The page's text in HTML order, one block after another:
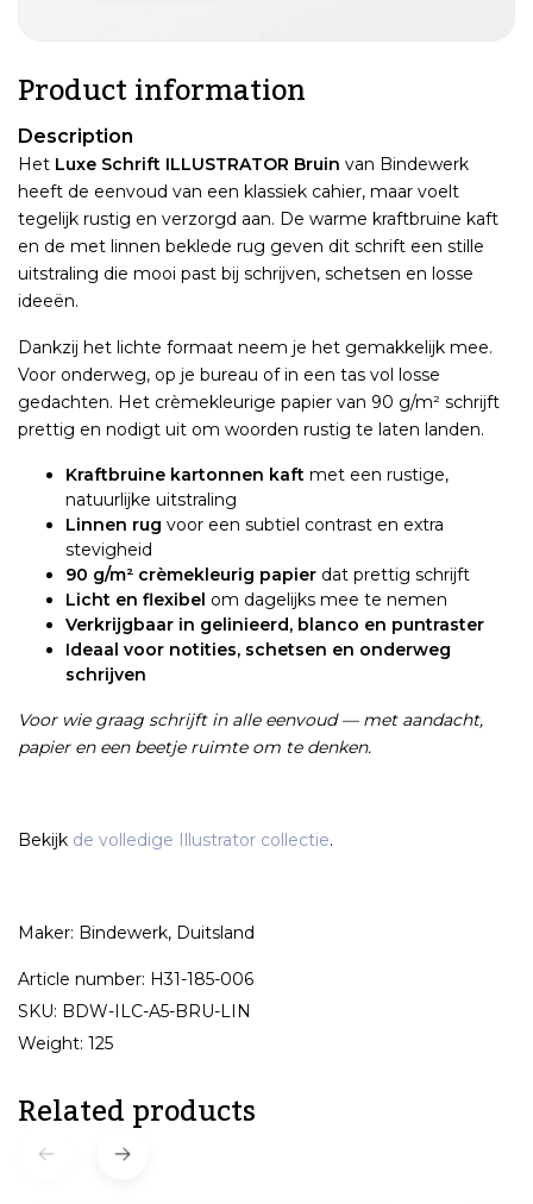
Product information
Description
Het Luxe Schrift ILLUSTRATOR Bruin van Bindewerk
heeft de eenvoud van een klassiek cahier, maar voelt
tegelijk rustig en verzorgd aan. De warme kraftbruine kaft
en de met linnen beklede rug geven dit schrift een stille
uitstraling die mooi past bij schrijven, schetsen en losse
ideeën.
Dankzij het lichte formaat neem je het gemakkelijk mee.
Voor onderweg, op je bureau of in een tas vol losse
gedachten. Het crèmekleurige papier van 90 g/m² schrijft
prettig en nodigt uit om woorden rustig te laten landen.
Kraftbruine kartonnen kaft met een rustige,
natuurlijke uitstraling
Linnen rug voor een subtiel contrast en extra
stevigheid
90 g/m² crèmekleurig papier dat prettig schrijft
Licht en flexibel om dagelijks mee te nemen
Verkrijgbaar in gelinieerd, blanco en puntraster
Ideaal voor notities, schetsen en onderweg
schrijven
Voor wie graag schrijft in alle eenvoud — met aandacht,
papier en een beetje ruimte om te denken.
Bekijk de volledige Illustrator collectie.
Maker: Bindewerk, Duitsland
Article number: H31-185-006
SKU: BDW-ILC-A5-BRU-LIN
Weight: 125
Related products